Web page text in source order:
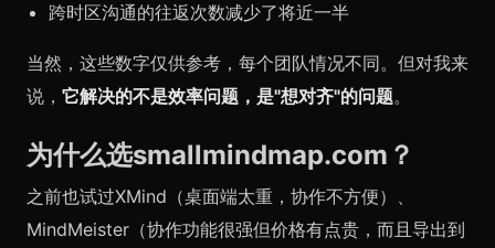
跨时区沟通的往返次数减少了将近一半
当然，这些数字仅供参考，每个团队情况不同。但对我来
说， 它解决的不是效率问题，是"想对齐"的问题。
为什么选smallmindmap.com？
之前也试过XMind（桌面端太重，协作不方便）、
MindMeister（协作功能很强但价格有点贵，而且导出到